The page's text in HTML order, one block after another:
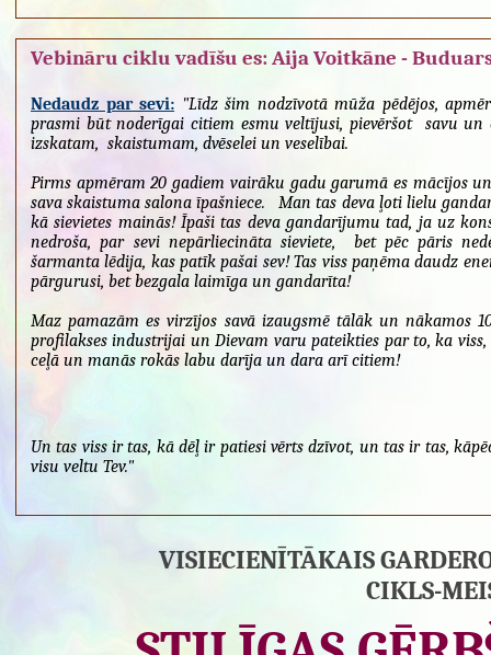
Vebināru ciklu vadīšu es: Aija Voitkāne -
Nedaudz par sevi: "Līdz šim nodzīvotā mūža pēdējos,
prasmi būt noderīgai citiem esmu veltījusi, pievēršot savu
izskatam, skaistumam, dvēselei un veselībai.
Pirms apmēram 20 gadiem vairāku gadu garumā es mācījos
sava skaistuma salona īpašniece. Man tas deva ļoti lielu
kā sievietes mainās! Īpaši tas deva gandarījumu tad, ja uz
nedroša, par sevi nepārliecināta sieviete, bet pēc pāris
šarmanta lēdija, kas patīk pašai sev! Tas viss paņēma daudz
pārgurusi, bet bezgala laimīga un gandarīta!
Maz pamazām es virzījos savā izaugsmē tālāk un nākamos
profilakses industrijai un Dievam varu pateikties par to, ka
ceļā un manās rokās labu darīja un dara arī citiem!
Un tas viss ir tas, kā dēļ ir patiesi vērts dzīvot, un tas ir tas,
visu veltu Tev."
VISIECIENĪTĀKAIS
CIKLS-